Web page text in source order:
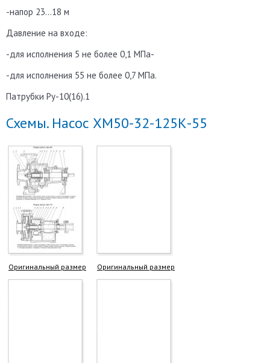
-напор 23...18 м
Давление на входе:
-для исполнения 5 не более 0,1 МПа-
-для исполнения 55 не более 0,7 МПа.
Патрубки Ру-10(16).1
Схемы. Насос ХМ50-32-125К-55
Оригинальный размер Оригинальный размер